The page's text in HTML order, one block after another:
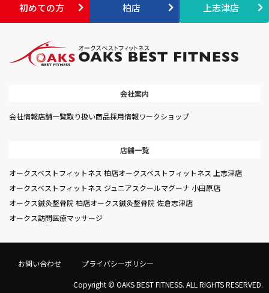
初めての方 柏店 上志津店
会社案内
会社情報店舗一覧取り扱い商品採用情報ワークショップ
店舗一覧
オークスベストフィットネス 柏店オークスベストフィットネス 上志津店
オークスベストフィットネス ジュニアスクールマグーナ 小田原店
オークス鍼灸整骨院 柏店オークス鍼灸整骨院 佐倉志津店
オークス訪問医療マッサージ
お問い合わせ プライバシーポリシー
Copyright © OAKS BEST FITNESS. ALL RIGHTS RESERVED.